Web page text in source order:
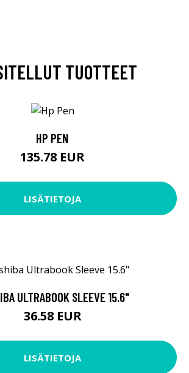
TUOTTEET
HP PEN
135.78 EUR
LISÄTIETOJA
ULTRABOOK SLEEVE 15.6"
36.58 EUR
LISÄTIETOJA